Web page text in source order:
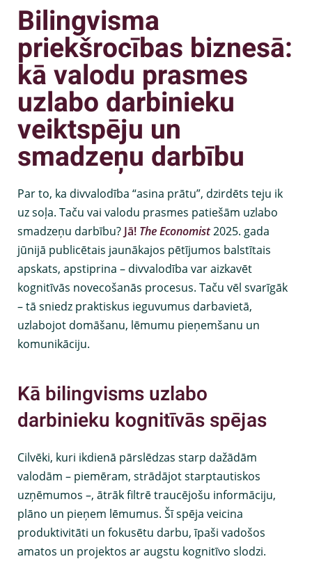
Bilingvisma
priekšrocības biznesā:
kā valodu prasmes
uzlabo darbinieku
veiktspēju un
smadzeņu darbību
Par to, ka divvalodība “asina prātu”, dzirdēts teju ik
uz soļa. Taču vai valodu prasmes patiešām uzlabo
smadzeņu darbību? Jā! The Economist2025. gada
jūnijā publicētais jaunākajos pētījumos balstītais
apskats, apstiprina – divvalodība var aizkavēt
kognitīvās novecošanās procesus. Taču vēl svarīgāk
– tā sniedz praktiskus ieguvumus darbavietā,
uzlabojot domāšanu, lēmumu pieņemšanu un
komunikāciju.
Kā bilingvisms uzlabo
darbinieku kognitīvās spējas
Cilvēki, kuri ikdienā pārslēdzas starp dažādām
valodām – piemēram, strādājot starptautiskos
uzņēmumos –, ātrāk filtrē traucējošu informāciju,
plāno un pieņem lēmumus. Šī spēja veicina
produktivitāti un fokusētu darbu, īpaši vadošos
amatos un projektos ar augstu kognitīvo slodzi.